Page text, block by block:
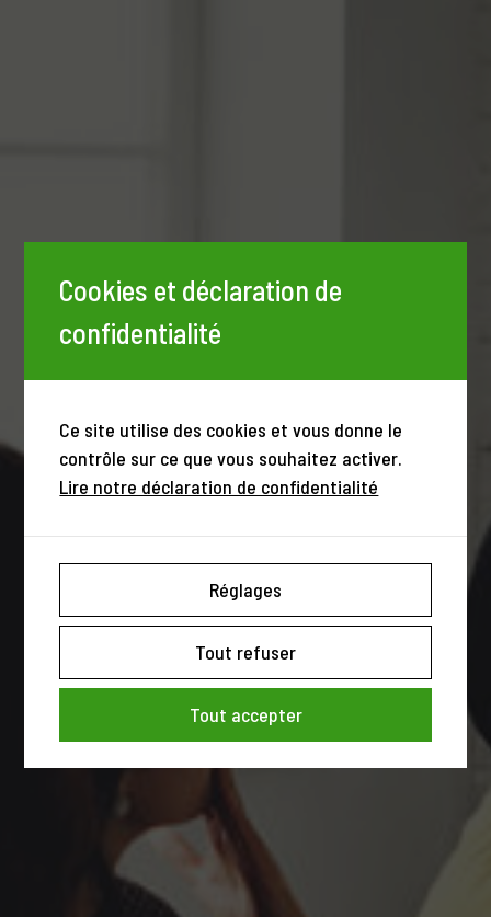
Cookies et déclaration de
confidentialité
Ce site utilise des cookies et vous donne le
contrôle sur ce que vous souhaitez activer.
Lire notre déclaration de confidentialité
Réglages
Tout refuser
Tout accepter